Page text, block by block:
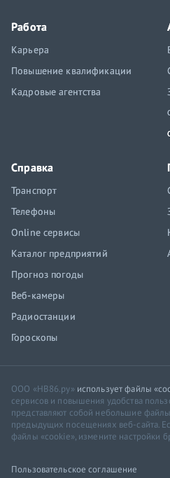
Работа
Карьера
Повышение квалификации
Кадровые агентства
Справка
Транспорт
Телефоны
Online сервисы
Каталог предприятий
Прогноз погоды
Веб-камеры
Радиостанции
Гороскопы
ООО «НВ86.ру» использует файлы
сервисов и повышения удобства
представляют собой небольшие
предыдущих посещениях веб-сайта.
файлы «cookie», измените настройки
Пользовательское соглашение